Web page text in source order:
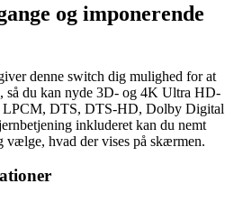
og imponerende
denne switch dig mulighed for at
så du kan nyde 3D- og 4K Ultra HD-
LPCM, DTS, DTS-HD, Dolby Digital
inkluderet kan du nemt
hvad der vises på skærmen.